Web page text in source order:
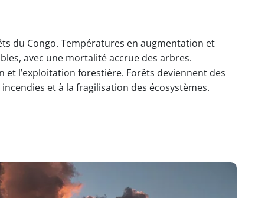
du Congo. Températures en augmentation et
avec une mortalité accrue des arbres.
l’exploitation forestière. Forêts deviennent des
et à la fragilisation des écosystèmes.